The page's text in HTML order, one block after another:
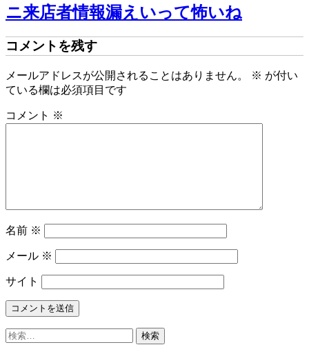
ニ来店者情報漏えいって怖いね
コメントを残す
メールアドレスが公開されることはありません。 ※ が付い
ている欄は必須項目です
コメント ※
名前 ※
メール ※
サイト
検